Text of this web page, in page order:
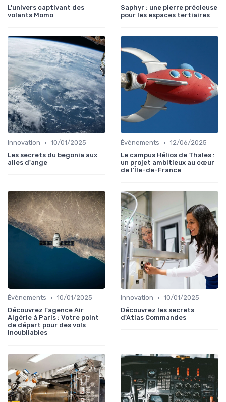
L'univers captivant des
volants Momo
Saphyr : une pierre précieuse
pour les espaces tertiaires
Innovation • 10/01/2025
Les secrets du begonia aux
ailes d'ange
Évènements • 12/06/2025
Le campus Hélios de Thales :
un projet ambitieux au cœur
de l'Île-de-France
Évènements • 10/01/2025
Découvrez l'agence Air
Algérie à Paris : Votre point
de départ pour des vols
inoubliables
Innovation • 10/01/2025
Découvrez les secrets
d'Atlas Commandes